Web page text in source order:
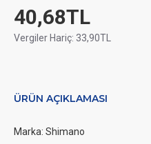
40,68TL
Vergiler Hariç: 33,90TL
ÜRÜN AÇIKLAMASI
Marka: Shimano